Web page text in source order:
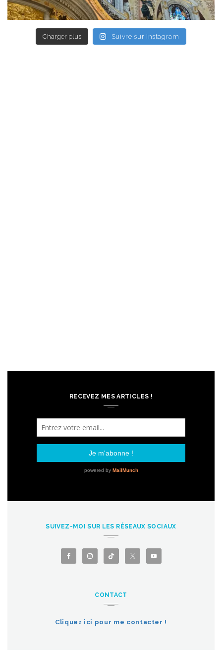
Charger plus Suivre sur Instagram
RECEVEZ MES ARTICLES !
SUIVEZ-MOI SUR LES RÉSEAUX SOCIAUX
CONTACT
Cliquez ici pour me contacter !